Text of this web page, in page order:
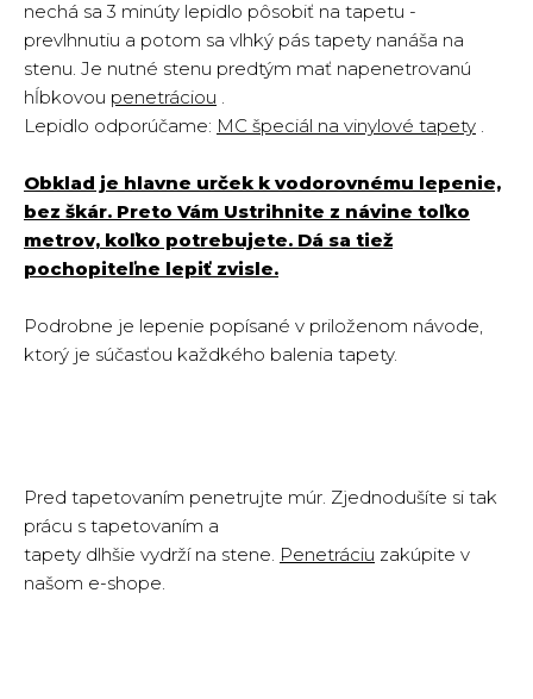
nechá sa 3 minúty lepidlo pôsobiť na tapetu -
prevlhnutiu a potom sa vlhký pás tapety nanáša na
stenu. Je nutné stenu predtým mať napenetrovanú
hĺbkovou penetráciou .
Lepidlo odporúčame: MC špeciál na vinylové tapety .
Obklad je hlavne urček k vodorovnému lepenie,
bez škár. Preto Vám Ustrihnite z návine toľko
metrov, koľko potrebujete. Dá sa tiež
pochopiteľne lepiť zvisle.
Podrobne je lepenie popísané v priloženom návode,
ktorý je súčasťou každkého balenia tapety.
Pred tapetovaním penetrujte múr. Zjednodušíte si tak
prácu s tapetovaním a
tapety dlhšie vydrží na stene. Penetráciu zakúpite v
našom e-shope.